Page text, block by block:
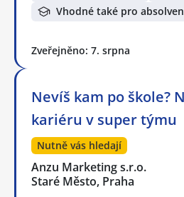
Vhodné také pro
Zveřejněno: 7. srpna
Nevíš kam po škole?
kariéru v super týmu
Nutně vás hledají
Anzu Marketing s.r.o.
Staré Město, Praha